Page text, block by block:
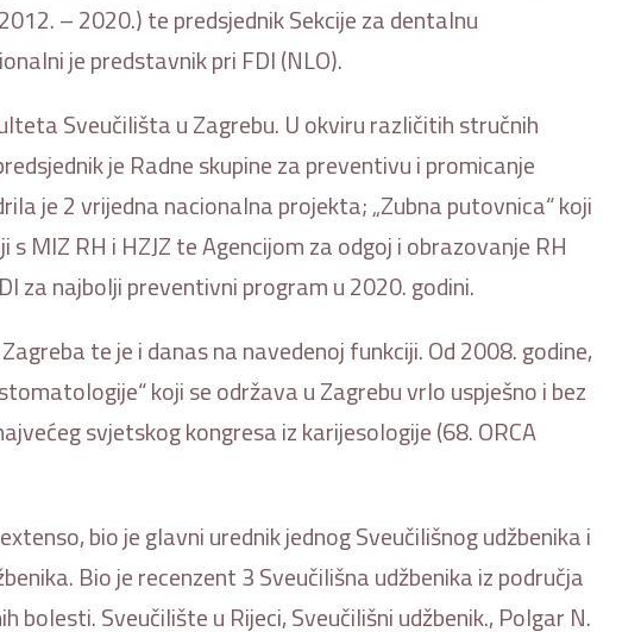
– 2020.) te predsjednik Sekcije za dentalnu
je predstavnik pri FDI (NLO).
Sveučilišta u Zagrebu. U okviru različitih stručnih
je Radne skupine za preventivu i promicanje
je 2 vrijedna nacionalna projekta; „Zubna putovnica“ koji
MIZ RH i HZJZ te Agencijom za odgoj i obrazovanje RH
za najbolji preventivni program u 2020. godini.
te je i danas na navedenoj funkciji. Od 2008. godine,
koji se održava u Zagrebu vrlo uspješno i bez
svjetskog kongresa iz karijesologije (68. ORCA
bio je glavni urednik jednog Sveučilišnog udžbenika i
Bio je recenzent 3 Sveučilišna udžbenika iz područja
Sveučilište u Rijeci, Sveučilišni udžbenik., Polgar N.